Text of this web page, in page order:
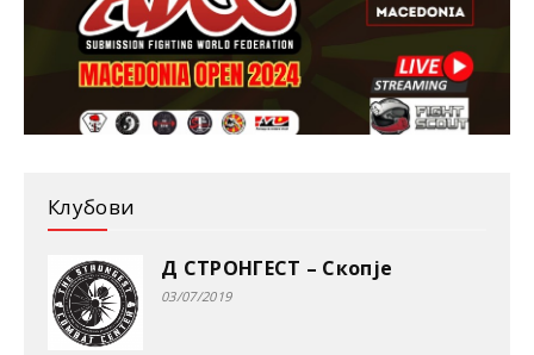
Клубови
Д СТРОНГЕСТ – Скопје
03/07/2019